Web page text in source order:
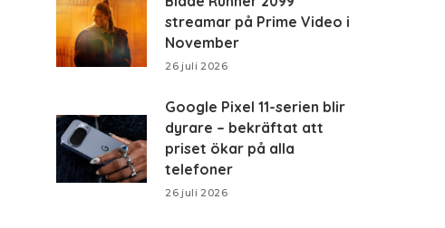
streamar på Prime Video i
November
26 juli 2026
Google Pixel 11-serien blir
dyrare – bekräftat att
priset ökar på alla
telefoner
26 juli 2026